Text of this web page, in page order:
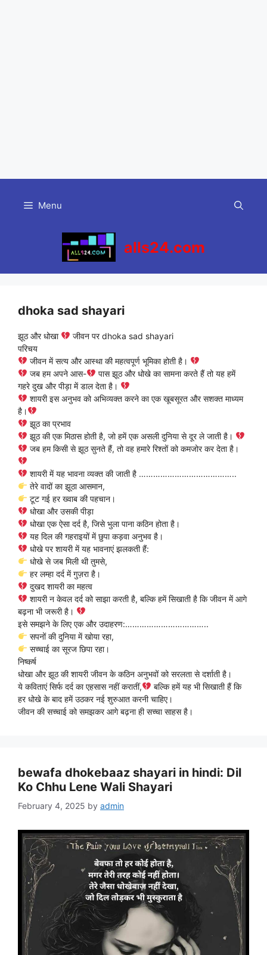
content
Menu
alls24.com
dhoka sad shayari
झूठ और धोखा
जीवन पर dhoka sad shayari
परिचय
जीवन में सत्य और आस्था की महत्वपूर्ण भूमिका होती है।
जब हम अपने आस-
पास झूठ और धोखे का सामना करते हैं तो यह हमें
गहरे दुख और पीड़ा में डाल देता है।
शायरी इस अनुभव को अभिव्यक्त करने का एक खूबसूरत और सशक्त माध्यम
है।
झूठ का प्रभाव
झूठ की एक मिठास होती है, जो हमें एक असली दुनिया से दूर ले जाती है।
जब हम किसी से झूठ सुनते हैं, तो वह हमारे रिश्तों को कमजोर कर देता है।
शायरी में यह भावना व्यक्त की जाती है …………………………………..
तेरे वादों का झूठा आसमान,
टूट गई हर ख्वाब की पहचान।
धोखा और उसकी पीड़ा
धोखा एक ऐसा दर्द है, जिसे भुला पाना कठिन होता है।
यह दिल की गहराइयों में छुपा कड़वा अनुभव है।
धोखे पर शायरी में यह भावनाएं झलकती हैं:
धोखे से जब मिली थी तुमसे,
हर लम्हा दर्द में गुज़रा है।
दुखद शायरी का महत्व
शायरी न केवल दर्द को साझा करती है, बल्कि हमें सिखाती है कि जीवन में आगे
बढ़ना भी जरूरी है।
इसे समझने के लिए एक और उदाहरण:……………………………..
सपनों की दुनिया में खोया रहा,
सच्चाई का सूरज छिपा रहा।
निष्कर्ष
धोखा और झूठ की शायरी जीवन के कठिन अनुभवों को सरलता से दर्शाती है।
ये कविताएं सिर्फ दर्द का एहसास नहीं करातीं,
बल्कि हमें यह भी सिखाती हैं कि
हर धोखे के बाद हमें उठकर नई शुरुआत करनी चाहिए।
जीवन की सच्चाई को समझकर आगे बढ़ना ही सच्चा साहस है।
bewafa dhokebaaz shayari in hindi: Dil
Ko Chhu Lene Wali Shayari
February 4, 2025 by admin